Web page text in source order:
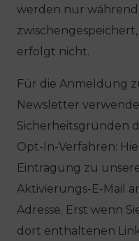
werden nur während
erfolgt nicht.
Für die Anmeldung
Newsletter
Sicherheitsgründen
Opt-In-Verfahren:
Eintragung zu
Aktivierungs-E-Mail
Adresse. Erst wenn
dort enthaltenen